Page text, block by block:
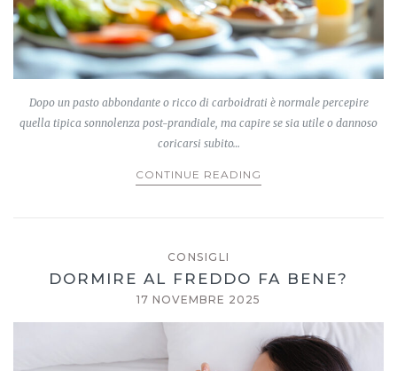
Dopo un pasto abbondante o ricco di carboidrati è normale percepire
quella tipica sonnolenza post-prandiale, ma capire se sia utile o dannoso
coricarsi subito…
CONTINUE READING
CONSIGLI
DORMIRE AL FREDDO FA BENE?
17 NOVEMBRE 2025